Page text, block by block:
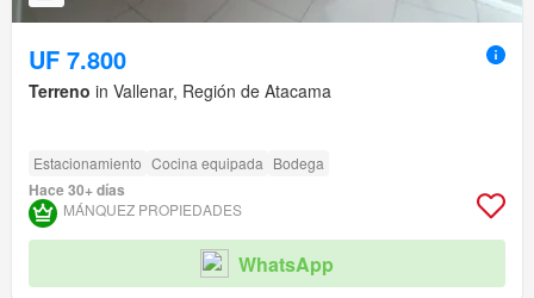
UF 7.800
Terreno in Vallenar, Región de Atacama
Estacionamiento Cocina equipada Bodega
Hace 30+ días
MÁNQUEZ PROPIEDADES
WhatsApp